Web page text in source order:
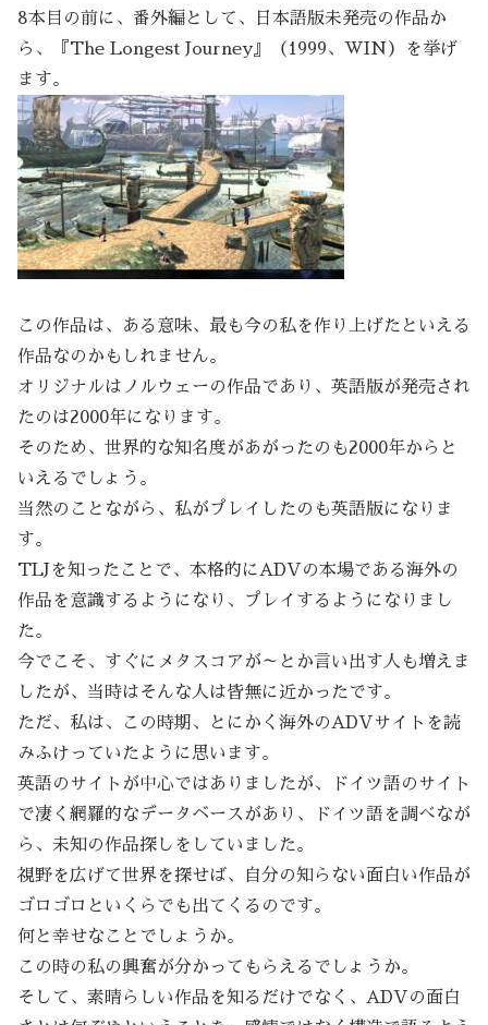
8本目の前に、番外編として、日本語版未発売の作品か
ら、『The Longest Journey』（1999、WIN）を挙げ
ます。
この作品は、ある意味、最も今の私を作り上げたといえる
作品なのかもしれません。
オリジナルはノルウェーの作品であり、英語版が発売され
たのは2000年になります。
そのため、世界的な知名度があがったのも2000年からと
いえるでしょう。
当然のことながら、私がプレイしたのも英語版になりま
す。
TLJを知ったことで、本格的にADVの本場である海外の
作品を意識するようになり、プレイするようになりまし
た。
今でこそ、すぐにメタスコアが～とか言い出す人も増えま
したが、当時はそんな人は皆無に近かったです。
ただ、私は、この時期、とにかく海外のADVサイトを読
みふけっていたように思います。
英語のサイトが中心ではありましたが、ドイツ語のサイト
で凄く網羅的なデータベースがあり、ドイツ語を調べなが
ら、未知の作品探しをしていました。
視野を広げて世界を探せば、自分の知らない面白い作品が
ゴロゴロといくらでも出てくるのです。
何と幸せなことでしょうか。
この時の私の興奮が分かってもらえるでしょうか。
そして、素晴らしい作品を知るだけでなく、ADVの面白